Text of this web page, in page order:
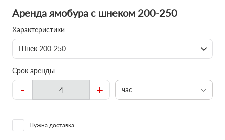
Аренда ямобура с шнеком 200-250
Характеристики
Шнек 200-250
Срок аренды
- + час
Нужна доставка